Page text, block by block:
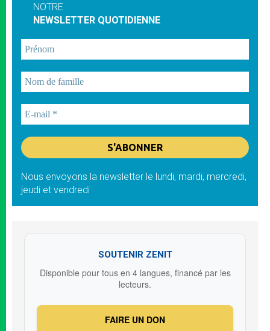
NOTRE
NEWSLETTER QUOTIDIENNE
Nous envoyons la newsletter le lundi, mardi, mercredi,
jeudi et vendredi
SOUTENIR ZENIT
Disponible pour tous en 4 langues, financé par les
lecteurs.
FAIRE UN DON